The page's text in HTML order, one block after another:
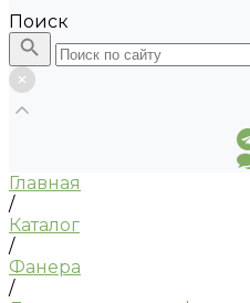
Поиск
Главная
/
Каталог
/
Фанера
/